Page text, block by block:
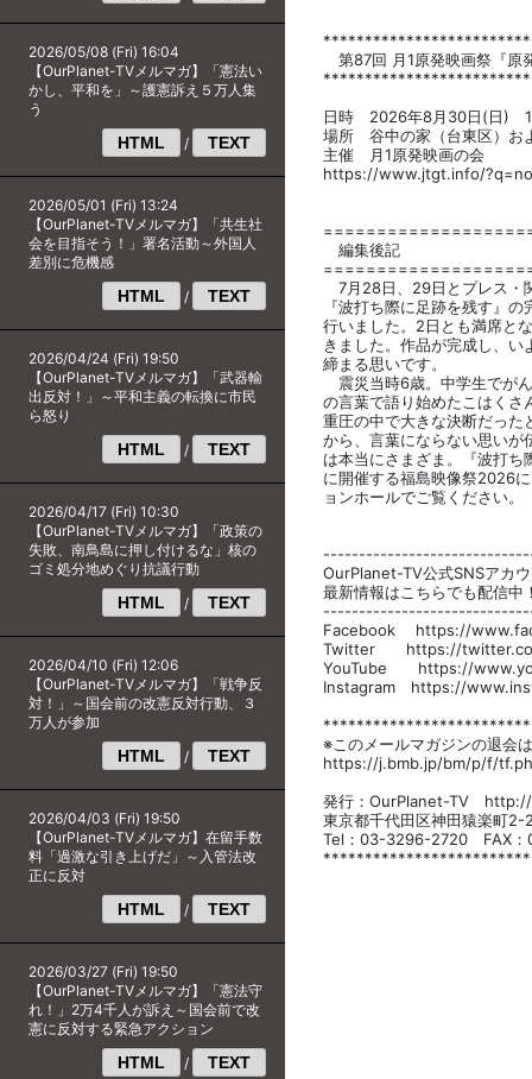
2026/05/08 (Fri) 16:04
【OurPlanet-TVメルマガ】「憲法い
かし、平和を」～護憲訴え５万人集
う
HTML / TEXT
2026/05/01 (Fri) 13:24
【OurPlanet-TVメルマガ】「共生社
会を目指そう！」署名活動～外国人
差別に危機感
HTML / TEXT
2026/04/24 (Fri) 19:50
【OurPlanet-TVメルマガ】「武器輸
出反対！」～平和主義の転換に市民
ら怒り
HTML / TEXT
2026/04/17 (Fri) 10:30
【OurPlanet-TVメルマガ】「政策の
失敗、南鳥島に押し付けるな」核の
ゴミ処分地めぐり抗議行動
HTML / TEXT
2026/04/10 (Fri) 12:06
【OurPlanet-TVメルマガ】「戦争反
対！」～国会前の改憲反対行動、３
万人が参加
HTML / TEXT
2026/04/03 (Fri) 19:50
【OurPlanet-TVメルマガ】在留手数
料「過激な引き上げだ」～入管法改
正に反対
HTML / TEXT
2026/03/27 (Fri) 19:50
【OurPlanet-TVメルマガ】「憲法守
れ！」2万4千人が訴え～国会前で改
憲に反対する緊急アクション
HTML / TEXT
第87回 月1原発映画祭『原
日時 2026年8月30日(日)
場所 谷中の家（台東区）お
主催 月1原発映画の会
https://www.jtgt.info/
編集後記
7月28日、29日とプレス・
『波打ち際に足跡を残す』
行いました。2日とも満席と
きました。作品が完成し、
締まる思いです。
震災当時6歳。中学生でが
の言葉で語り始めたこはくさ
重圧の中で大きな決断だった
から、言葉にならない思いが
は本当にさまざま。『波打
に開催する福島映像祭2026
ョンホールでご覧ください。
OurPlanet-TV公式SNSアカ
最新情報はこちらでも配信中
Facebook https://
Twitter https://
YouTube https://
Instagram https://
※このメールマガジンの退会
https://j.bmb.jp/bm/p/f/
発行：OurPlanet-TV
東京都千代田区神田猿楽町
Tel：03-3296-2720 FAX